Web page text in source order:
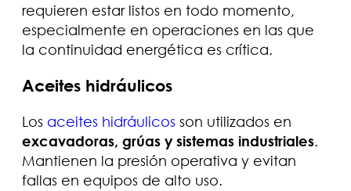
requieren estar listos en todo momento,
especialmente en operaciones en las que
la continuidad energética es crítica.
Aceites hidráulicos
Los aceites hidráulicos son utilizados en
excavadoras, grúas y sistemas industriales.
Mantienen la presión operativa y evitan
fallas en equipos de alto uso.